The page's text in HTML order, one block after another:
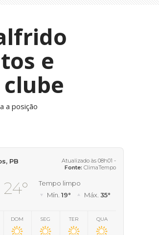
e
a posição
PB
Atualizado às 08h01 -
Fonte: ClimaTempo
24°
Tempo limpo
Mín. 19° Máx. 35°
DOM SEG TER QUA